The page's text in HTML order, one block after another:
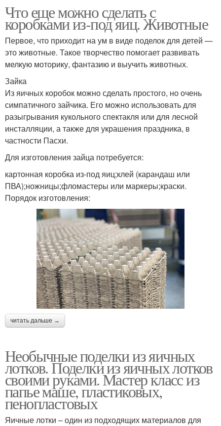
Что еще можно сделать с
коробками из-под яиц. Животные
Первое, что приходит на ум в виде поделок для детей —
это животные. Такое творчество помогает развивать
мелкую моторику, фантазию и выучить животных.
Зайка
Из яичных коробок можно сделать простого, но очень
симпатичного зайчика. Его можно использовать для
разыгрывания кукольного спектакля или для лесной
инсталляции, а также для украшения праздника, в
частности Пасхи.
Для изготовления зайца потребуется:
картонная коробка из-под яиц;клей (карандаш или
ПВА);ножницы;фломастеры или маркеры;краски.
Порядок изготовления:
читать дальше →
Необычные поделки из яичных
лотков. Поделки из яичных лотков
своими руками. Мастер класс из
папье маше, пластиковых,
пенопластовых
Яичные лотки – один из подходящих материалов для